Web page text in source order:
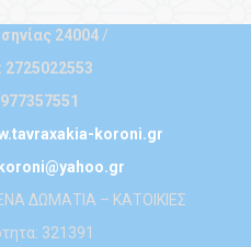
24004 /
2725022553
koroni.gr
ΔΩΜΑΤΙΑ – ΚΑΤΟΙΚΙΕΣ
321391